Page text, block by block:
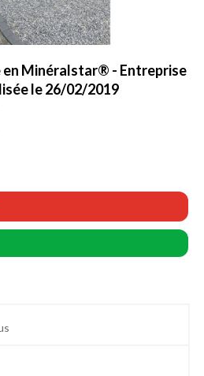
en Minéralstar® - Entreprise
le 26/02/2019